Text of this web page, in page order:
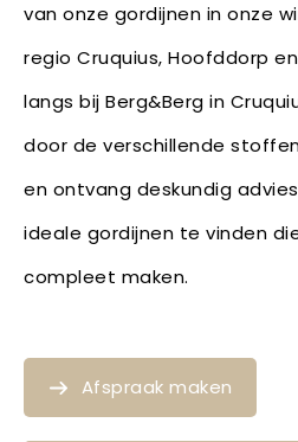
van onze gordijnen in onze
regio Cruquius, Hoofddorp
langs bij Berg&Berg in
door de verschillende
en ontvang deskundig
ideale gordijnen te vinden
compleet maken.
Afspraak maken